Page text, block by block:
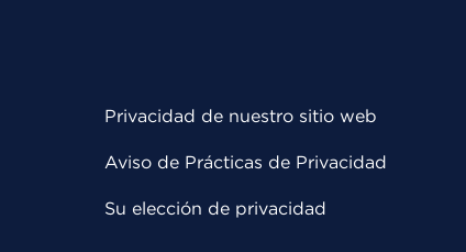
Privacidad de nuestro sitio web
Aviso de Prácticas de Privacidad
Su elección de privacidad